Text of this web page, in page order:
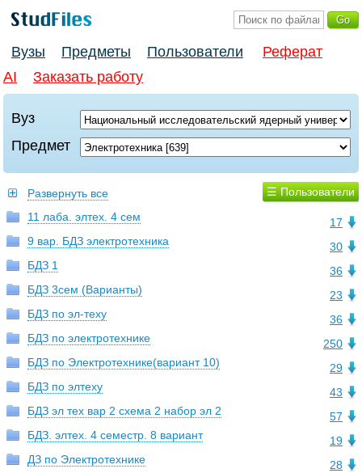
Вузы Предметы Пользователи
Реферат
AI
Заказать работу
Вуз
Предмет
☰ Пользователи
Развернуть все
17
11 лаба. элтех. 4 сем
30
9 вар. БДЗ электротехника
36
БДЗ 1
23
БДЗ 3сем (Варианты)
36
БДЗ по эл-теху
250
БДЗ по электротехнике
29
БДЗ по Электротехнике(вариант 10)
43
БДЗ по элтеху
57
БДЗ эл тех вар 2 схема 2 набор эл 2
19
БДЗ. элтех. 4 семестр. 8 вариант
28
ДЗ по Электротехнике